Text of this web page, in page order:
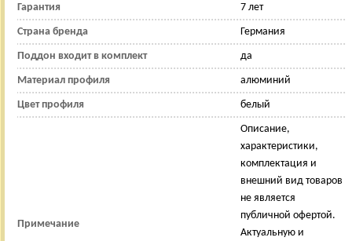
Гарантия 7 лет
Страна бренда Германия
Поддон входит в комплект да
Материал профиля алюминий
Цвет профиля белый
Примечание
Описание,
характеристики,
комплектация и
внешний вид товаров
не является
публичной офертой.
Актуальную и